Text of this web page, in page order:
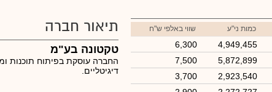
כמות ני"ע שווי באלפי ש"ח
4,949,455
6,300
5,872,899
7,500
2,923,540
3,700
תיאור חברה
טקטונה בע"מ
החברה עוסקת בפיתוח תוכנות
דיגיטליים.